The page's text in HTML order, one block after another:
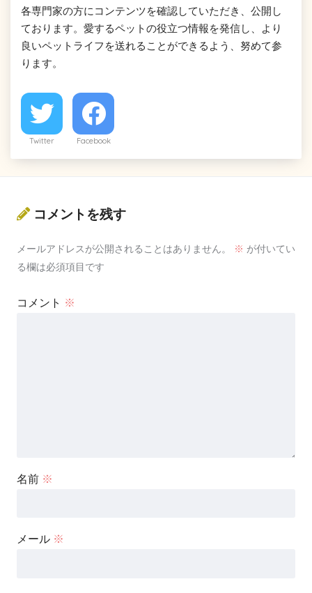
各専門家の方にコンテンツを確認していただき、公開し
ております。愛するペットの役立つ情報を発信し、より
良いペットライフを送れることができるよう、努めて参
ります。
Twitter Facebook
コメントを残す
メールアドレスが公開されることはありません。 ※ が付いてい
る欄は必須項目です
コメント ※
名前 ※
メール ※